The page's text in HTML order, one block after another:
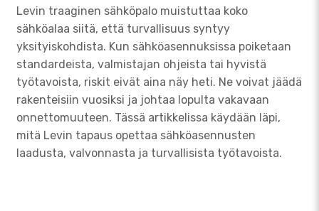
Levin traaginen sähköpalo muistuttaa koko
sähköalaa siitä, että turvallisuus syntyy
yksityiskohdista. Kun sähköasennuksissa poiketaan
standardeista, valmistajan ohjeista tai hyvistä
työtavoista, riskit eivät aina näy heti. Ne voivat jäädä
rakenteisiin vuosiksi ja johtaa lopulta vakavaan
onnettomuuteen. Tässä artikkelissa käydään läpi,
mitä Levin tapaus opettaa sähköasennusten
laadusta, valvonnasta ja turvallisista työtavoista.